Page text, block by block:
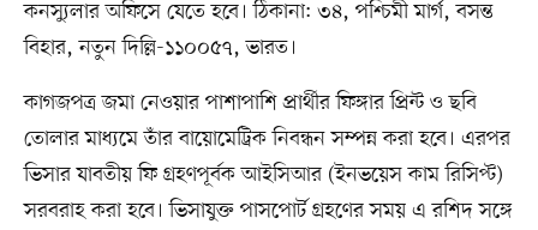
কনস্যুলার অফিসে যেতে হবে। ঠিকানা: ৩৪, পশ্চিমী মার্গ, বসন্ত
বিহার, নতুন দিল্লি-১১০০৫৭, ভারত।
কাগজপত্র জমা নেওয়ার পাশাপাশি প্রার্থীর ফিঙ্গার প্রিন্ট ও ছবি
তোলার মাধ্যমে তাঁর বায়োমেট্রিক নিবন্ধন সম্পন্ন করা হবে। এরপর
ভিসার যাবতীয় ফি গ্রহণপূর্বক আইসিআর (ইনভয়েস কাম রিসিপ্ট)
সরবরাহ করা হবে। ভিসাযুক্ত পাসপোর্ট গ্রহণের সময় এ রশিদ সঙ্গে